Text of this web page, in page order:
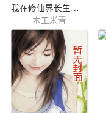
我在修仙界长生不死
木工米青